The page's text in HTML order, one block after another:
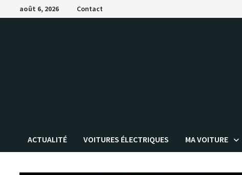
Passer
au
août 6, 2026 Contact
ACTUALITÉ VOITURES ÉLECTRIQUES MA VOITURE